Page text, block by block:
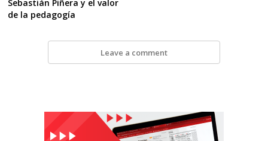
Sebastián Piñera y el valor
de la pedagogía
Leave a comment